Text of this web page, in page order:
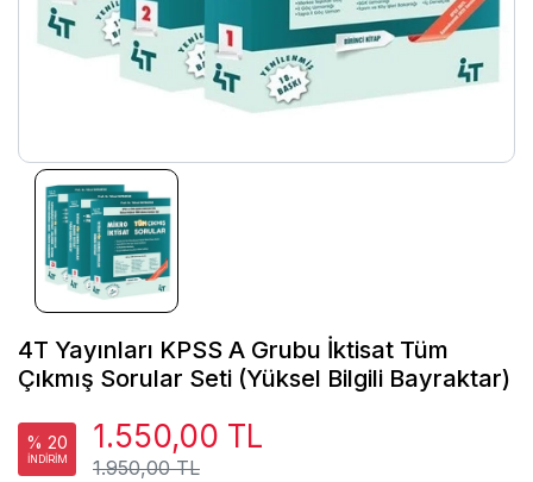
4T Yayınları KPSS A Grubu İktisat Tüm
Çıkmış Sorular Seti (Yüksel Bilgili Bayraktar)
% 20
İNDİRİM 1.950,00 TL
1.550,00 TL